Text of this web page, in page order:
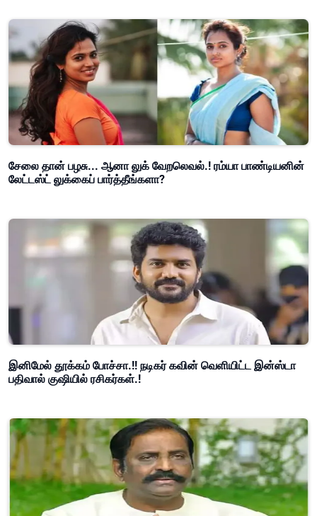
சேலை தான் பழசு... ஆனா லுக் வேறலெவல்.! ரம்யா பாண்டியனின்
லேட்டஸ்ட் லுக்கைப் பார்த்தீங்களா?
இனிமேல் தூக்கம் போச்சா.!! நடிகர் கவின் வெளியிட்ட இன்ஸ்டா
பதிவால் குஷியில் ரசிகர்கள்.!